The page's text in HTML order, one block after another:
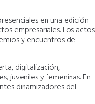
en una edición
empresariales. Los actos
y encuentros de
digitalización,
juveniles y femeninas. En
dinamizadores del